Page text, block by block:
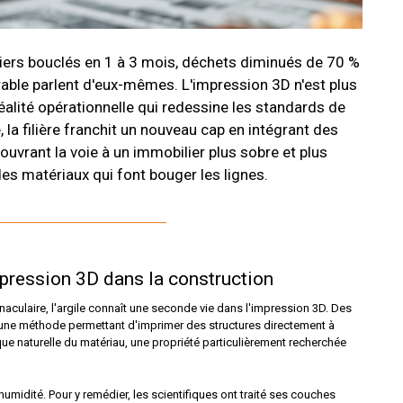
bouclés en 1 à 3 mois, déchets diminués de 70 %
parlent d'eux-mêmes. L'impression 3D n'est plus
opérationnelle qui redessine les standards de
filière franchit un nouveau cap en intégrant des
la voie à un immobilier plus sobre et plus
matériaux qui font bouger les lignes.
3D dans la construction
l'argile connaît une seconde vie dans l'impression 3D. Des
méthode permettant d'imprimer des structures directement à
naturelle du matériau, une propriété particulièrement recherchée
Pour y remédier, les scientifiques ont traité ses couches